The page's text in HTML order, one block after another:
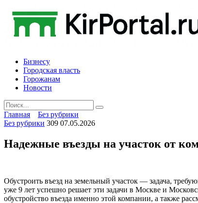
content
Бизнесу
Городская власть
Горожанам
Новости
Search
for:
Главная
Без рубрики
Без рубрики 309 07.05.2026
Надежные въезды на участок от
Обустроить въезд на земельный участок — задача,
уже 9 лет успешно решает эти задачи в Москве и
обустройство въезда именно этой компании, а также